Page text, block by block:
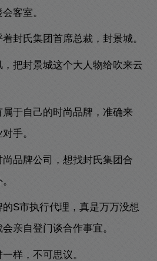
客室。
封氏集团首席总裁，封景城。
把封景城这个大人物给吹来云
于自己的时尚品牌，准确来
手。
品牌公司，想找封氏集团合
S市执行代理，真是万万没想
亲自登门谈合作事宜。
样，不可思议。